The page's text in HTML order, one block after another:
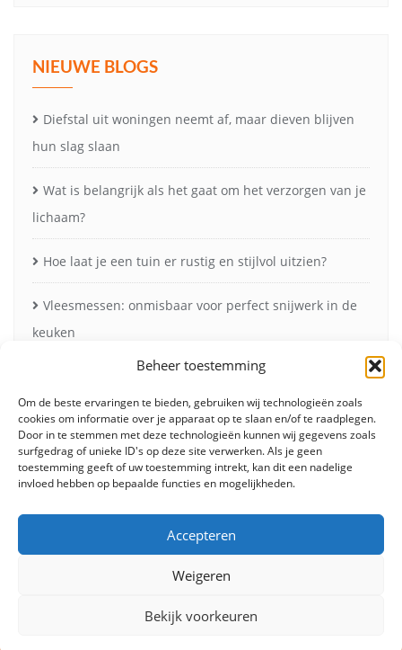
Beheer toestemming
Om de beste ervaringen te bieden, gebruiken wij technologieën zoals
cookies om informatie over je apparaat op te slaan en/of te raadplegen.
Door in te stemmen met deze technologieën kunnen wij gegevens zoals
surfgedrag of unieke ID's op deze site verwerken. Als je geen
toestemming geeft of uw toestemming intrekt, kan dit een nadelige
invloed hebben op bepaalde functies en mogelijkheden.
Accepteren
Weigeren
Bekijk voorkeuren
NIEUWE BLOGS
Diefstal uit woningen neemt af, maar dieven blijven
hun slag slaan
Wat is belangrijk als het gaat om het verzorgen van je
lichaam?
Hoe laat je een tuin er rustig en stijlvol uitzien?
Vleesmessen: onmisbaar voor perfect snijwerk in de
keuken
Zonneschermen in de herfst voor minder verblinding
en meer comfort
Lifestyle